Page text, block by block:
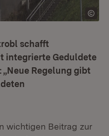
schafft
integrierte Geduldete
Regelung gibt
wichtigen Beitrag zur